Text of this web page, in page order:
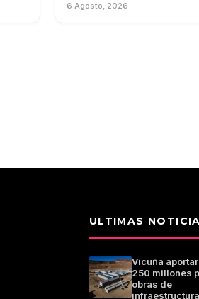
río Curtiembre por $250
6 Agosto, 2026
ULTIMAS
Vicuña
250 millones
obras de